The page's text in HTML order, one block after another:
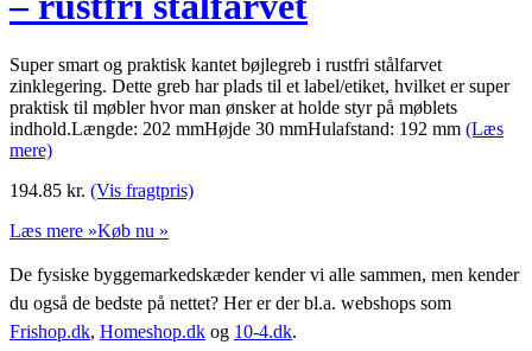
Super smart og praktisk kantet bøjlegreb i rustfri stålfarvet
zinklegering. Dette greb har plads til et label/etiket, hvilket er super
praktisk til møbler hvor man ønsker at holde styr på møblets
indhold.Længde: 202 mmHøjde 30 mmHulafstand: 192 mm (Læs
mere)
194.85 kr. (Vis fragtpris)
Læs mere »Køb nu »
De fysiske byggemarkedskæder kender vi alle sammen, men kender
du også de bedste på nettet? Her er der bl.a. webshops som
Frishop.dk, Homeshop.dk og 10-4.dk.